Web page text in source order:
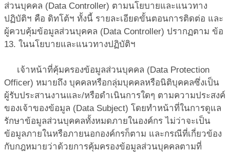
ส่วนบุคคล (Data Controller) ตามนโยบายและแนวทาง
ปฏิบัติฯ คือ ดิทโต้ฯ ทั้งนี้ รายละเอียดขั้นตอนการติดต่อ และ
ผู้ควบคุ้มข้อมูลส่วนบุคคล (Data Controller) ปรากฏตาม ข้อ
13. ในนโยบายและแนวทางปฏิบัติฯ
เจ้าหน้าที่คุ้มครองข้อมูลส่วนบุคคล (Data Protection
Officer) หมายถึง บุคคลหรือกลุ่มบุคคลหรือนิติบุคคลซึ่งเป็น
ผู้รับประสานงานและ/หรือดำเนินการใดๆ ตามความประสงค์
ของเจ้าของข้อมูล (Data Subject) โดยทำหน้าที่ในการดูแล
รักษาข้อมูลส่วนบุคคลทั้งหมดภายในองค์กร ไม่ว่าจะเป็น
ข้อมูลภายในหรือภายนอกองค์กรก็ตาม และกรณีที่เกี่ยวข้อง
กับกฎหมายว่าด้วยการคุ้มครองข้อมูลส่วนบุคคลตามที่